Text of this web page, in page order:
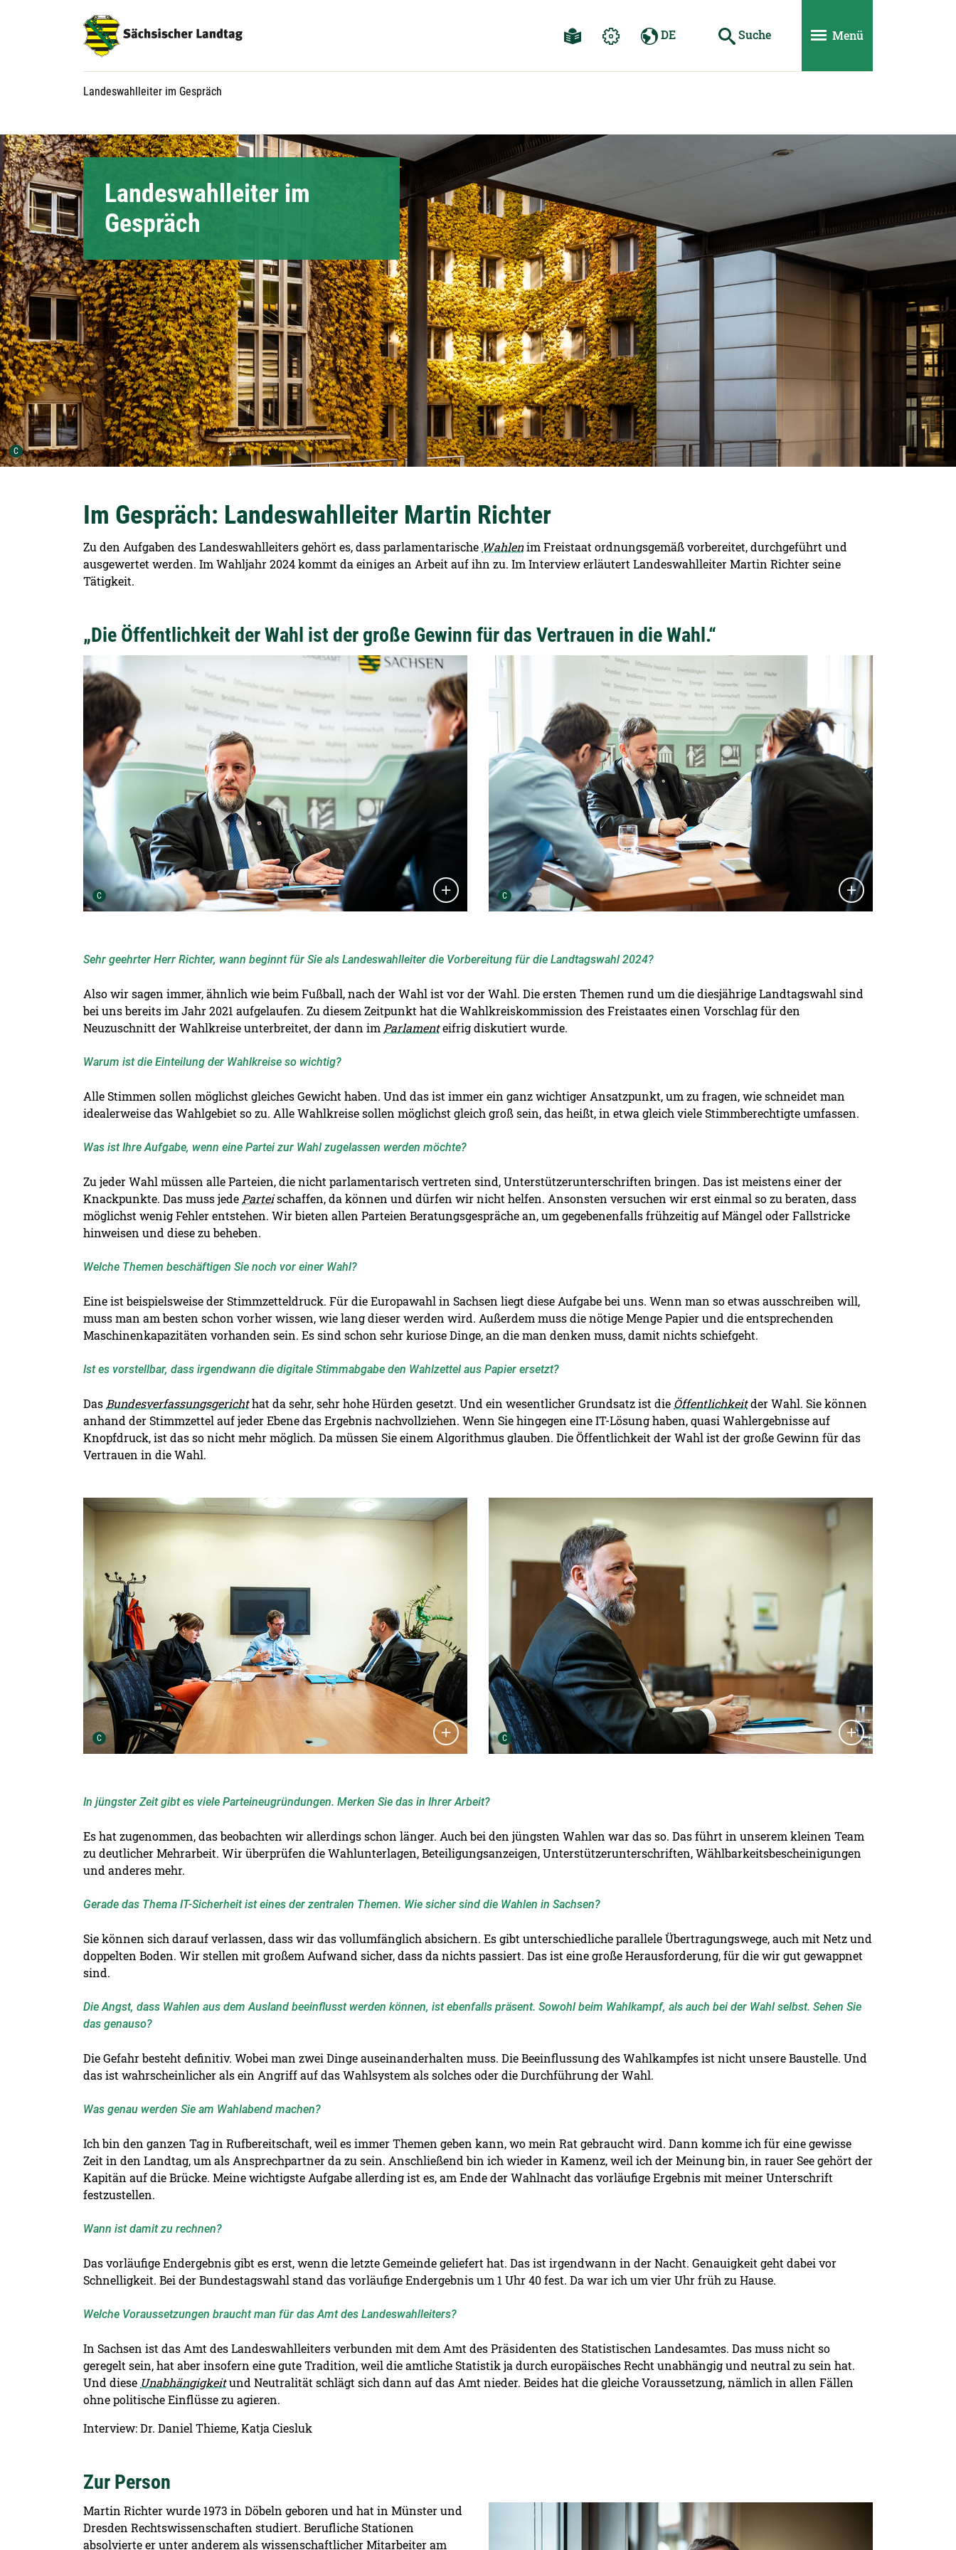
DE Suche Menü
Aktuelle Seite:
Landeswahlleiter im Gespräch
C Urheber der Grafik:
Landeswahlleiter im
Gespräch
Im Gespräch: Landeswahlleiter Martin Richter
Zu den Aufgaben des Landeswahlleiters gehört es, dass parlamentarische Wahlenim Freistaat ordnungsgemäß vorbereitet, durchgeführt und
ausgewertet werden. Im Wahljahr 2024 kommt da einiges an Arbeit auf ihn zu. Im Interview erläutert Landeswahlleiter Martin Richter seine
Tätigkeit.
„Die Öffentlichkeit der Wahl ist der große Gewinn für das Vertrauen in die Wahl.“
Detailansicht öffnen:
C Urheber der Grafik:
Detailansicht öffnen:
C Urheber der Grafik:
Sehr geehrter Herr Richter, wann beginnt für Sie als Landeswahlleiter die Vorbereitung für die Landtagswahl 2024?
Also wir sagen immer, ähnlich wie beim Fußball, nach der Wahl ist vor der Wahl. Die ersten Themen rund um die diesjährige Landtagswahl sind
bei uns bereits im Jahr 2021 aufgelaufen. Zu diesem Zeitpunkt hat die Wahlkreiskommission des Freistaates einen Vorschlag für den
Neuzuschnitt der Wahlkreise unterbreitet, der dann im Parlamenteifrig diskutiert wurde.
Warum ist die Einteilung der Wahlkreise so wichtig?
Alle Stimmen sollen möglichst gleiches Gewicht haben. Und das ist immer ein ganz wichtiger Ansatzpunkt, um zu fragen, wie schneidet man
idealerweise das Wahlgebiet so zu. Alle Wahlkreise sollen möglichst gleich groß sein, das heißt, in etwa gleich viele Stimmberechtigte umfassen.
Was ist Ihre Aufgabe, wenn eine Partei zur Wahl zugelassen werden möchte?
Zu jeder Wahl müssen alle Parteien, die nicht parlamentarisch vertreten sind, Unterstützerunterschriften bringen. Das ist meistens einer der
Knackpunkte. Das muss jede Parteischaffen, da können und dürfen wir nicht helfen. Ansonsten versuchen wir erst einmal so zu beraten, dass
möglichst wenig Fehler entstehen. Wir bieten allen Parteien Beratungsgespräche an, um gegebenenfalls frühzeitig auf Mängel oder Fallstricke
hinweisen und diese zu beheben.
Welche Themen beschäftigen Sie noch vor einer Wahl?
Eine ist beispielsweise der Stimmzetteldruck. Für die Europawahl in Sachsen liegt diese Aufgabe bei uns. Wenn man so etwas ausschreiben will,
muss man am besten schon vorher wissen, wie lang dieser werden wird. Außerdem muss die nötige Menge Papier und die entsprechenden
Maschinenkapazitäten vorhanden sein. Es sind schon sehr kuriose Dinge, an die man denken muss, damit nichts schiefgeht.
Ist es vorstellbar, dass irgendwann die digitale Stimmabgabe den Wahlzettel aus Papier ersetzt?
Das Bundesverfassungsgerichthat da sehr, sehr hohe Hürden gesetzt. Und ein wesentlicher Grundsatz ist die Öffentlichkeitder Wahl. Sie können
anhand der Stimmzettel auf jeder Ebene das Ergebnis nachvollziehen. Wenn Sie hingegen eine IT-Lösung haben, quasi Wahlergebnisse auf
Knopfdruck, ist das so nicht mehr möglich. Da müssen Sie einem Algorithmus glauben. Die Öffentlichkeit der Wahl ist der große Gewinn für das
Vertrauen in die Wahl.
Detailansicht öffnen:
C Urheber der Grafik:
Detailansicht öffnen:
C Urheber der Grafik:
In jüngster Zeit gibt es viele Parteineugründungen. Merken Sie das in Ihrer Arbeit?
Es hat zugenommen, das beobachten wir allerdings schon länger. Auch bei den jüngsten Wahlen war das so. Das führt in unserem kleinen Team
zu deutlicher Mehrarbeit. Wir überprüfen die Wahlunterlagen, Beteiligungsanzeigen, Unterstützerunterschriften, Wählbarkeitsbescheinigungen
und anderes mehr.
Gerade das Thema IT-Sicherheit ist eines der zentralen Themen. Wie sicher sind die Wahlen in Sachsen?
Sie können sich darauf verlassen, dass wir das vollumfänglich absichern. Es gibt unterschiedliche parallele Übertragungswege, auch mit Netz und
doppelten Boden. Wir stellen mit großem Aufwand sicher, dass da nichts passiert. Das ist eine große Herausforderung, für die wir gut gewappnet
sind.
Die Angst, dass Wahlen aus dem Ausland beeinflusst werden können, ist ebenfalls präsent. Sowohl beim Wahlkampf, als auch bei der Wahl selbst. Sehen Sie
das genauso?
Die Gefahr besteht definitiv. Wobei man zwei Dinge auseinanderhalten muss. Die Beeinflussung des Wahlkampfes ist nicht unsere Baustelle. Und
das ist wahrscheinlicher als ein Angriff auf das Wahlsystem als solches oder die Durchführung der Wahl.
Was genau werden Sie am Wahlabend machen?
Ich bin den ganzen Tag in Rufbereitschaft, weil es immer Themen geben kann, wo mein Rat gebraucht wird. Dann komme ich für eine gewisse
Zeit in den Landtag, um als Ansprechpartner da zu sein. Anschließend bin ich wieder in Kamenz, weil ich der Meinung bin, in rauer See gehört der
Kapitän auf die Brücke. Meine wichtigste Aufgabe allerding ist es, am Ende der Wahlnacht das vorläufige Ergebnis mit meiner Unterschrift
festzustellen.
Wann ist damit zu rechnen?
Das vorläufige Endergebnis gibt es erst, wenn die letzte Gemeinde geliefert hat. Das ist irgendwann in der Nacht. Genauigkeit geht dabei vor
Schnelligkeit. Bei der Bundestagswahl stand das vorläufige Endergebnis um 1 Uhr 40 fest. Da war ich um vier Uhr früh zu Hause.
Welche Voraussetzungen braucht man für das Amt des Landeswahlleiters?
In Sachsen ist das Amt des Landeswahlleiters verbunden mit dem Amt des Präsidenten des Statistischen Landesamtes. Das muss nicht so
geregelt sein, hat aber insofern eine gute Tradition, weil die amtliche Statistik ja durch europäisches Recht unabhängig und neutral zu sein hat.
Und diese Unabhängigkeitund Neutralität schlägt sich dann auf das Amt nieder. Beides hat die gleiche Voraussetzung, nämlich in allen Fällen
ohne politische Einflüsse zu agieren.
Interview: Dr. Daniel Thieme, Katja Ciesluk
Zur Person
Detailansicht öffnen:
Martin Richter wurde 1973 in Döbeln geboren und hat in Münster und
Dresden Rechtswissenschaften studiert. Berufliche Stationen
absolvierte er unter anderem als wissenschaftlicher Mitarbeiter am